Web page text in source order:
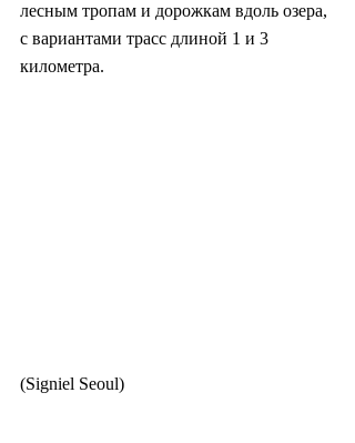
лесным тропам и дорожкам вдоль озера,
с вариантами трасс длиной 1 и 3
километра.
(Signiel Seoul)